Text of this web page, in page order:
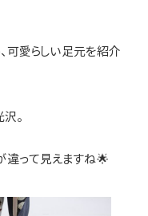
可愛らしい足元を紹介
。
違って見えますね🌟